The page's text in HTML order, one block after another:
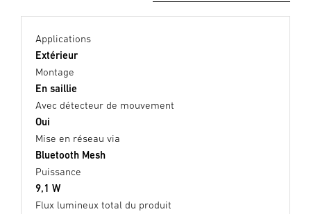
Applications
Extérieur
Montage
En saillie
Avec détecteur de mouvement
Oui
Mise en réseau via
Bluetooth Mesh
Puissance
9,1 W
Flux lumineux total du produit